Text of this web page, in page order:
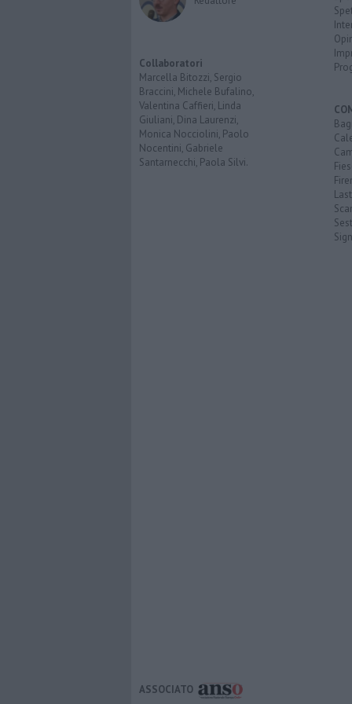
Collaboratori
Marcella Bitozzi, Sergio
Braccini, Michele Bufalino,
Valentina Caffieri, Linda
Giuliani, Dina Laurenzi,
Monica Nocciolini, Paolo
Nocentini, Gabriele
Santarnecchi, Paola Silvi.
ASSOCIATO